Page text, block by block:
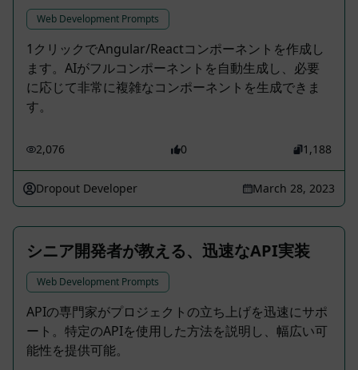
Web Development Prompts
1クリックでAngular/Reactコンポーネントを作成し
ます。AIがフルコンポーネントを自動生成し、必要
に応じて非常に複雑なコンポーネントを生成できま
す。
2,076 0 1,188
Dropout Developer March 28, 2023
シニア開発者が教える、迅速なAPI実装
Web Development Prompts
APIの専門家がプロジェクトの立ち上げを迅速にサポ
ート。特定のAPIを使用した方法を説明し、幅広い可
能性を提供可能。